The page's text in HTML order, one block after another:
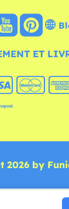
ET
2026 by